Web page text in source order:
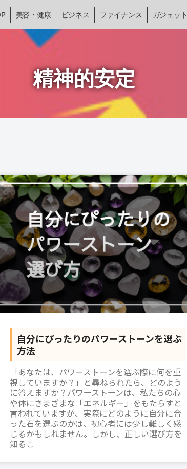
美容・健康 ビジネス ファイナンス ガジェット
精神的安定
自分にぴったりのパワーストーンを選ぶ
方法
「あなたは、パワーストーンを選ぶ際に何を重
視していますか？」と尋ねられたら、どのよう
に答えますか？パワーストーンは、私たちの心
や体にさまざまな「エネルギー」をもたらすと
言われていますが、実際にどのように自分に合
った石を選ぶのかは、初心者には少し難しく感
じるかもしれません。しかし、正しい選び方を
知るこ